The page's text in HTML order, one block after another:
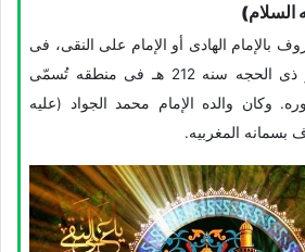
السلام)
بالإمام الهادی أو الإمام علی النقی، فی
الخامس عشر من شهر ذی الحجه سنه 212 هـ فی منطقه تُسمّى
وکان والده الإمام محمد الجواد (علیه
بسمانه المغربیه.